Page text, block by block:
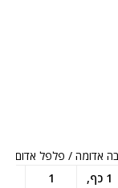
אדומה / פלפל אדום
1 כף,
1